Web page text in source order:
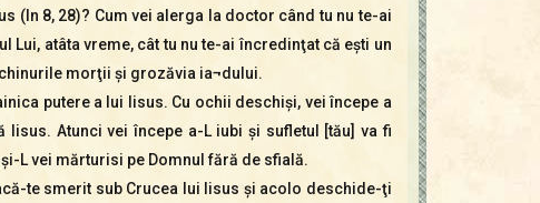
(In 8, 28)? Cum vei alerga la doctor când tu nu te-ai
atâta vreme, cât tu nu te-ai încredinţat că eşti un
morţii şi grozăvia ia¬dului.
putere a lui Iisus. Cu ochii deschişi, vei începe a
Atunci vei începe a-L iubi şi sufletul [tău] va fi
L vei mărturisi pe Domnul fără de sfială.
te smerit sub Crucea lui Iisus şi acolo deschide-ţi